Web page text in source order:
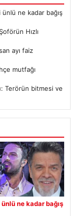
ne kadar bağış
Hızlı
ayı faiz
mutfağı
Terörün bitmesi ve
ne kadar bağış